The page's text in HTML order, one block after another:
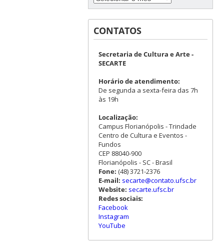
CONTATOS
Secretaria de Cultura e Arte -
SECARTE
Horário de atendimento:
De segunda a sexta-feira das 7h
às 19h
Localização:
Campus Florianópolis - Trindade
Centro de Cultura e Eventos -
Fundos
CEP 88040-900
Florianópolis - SC - Brasil
Fone: (48) 3721-2376
E-mail: secarte@contato.ufsc.br
Website: secarte.ufsc.br
Redes sociais:
Facebook
Instagram
YouTube